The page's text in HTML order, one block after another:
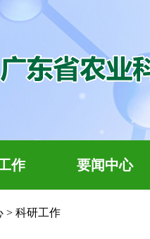
作 要闻中心
> 科研工作